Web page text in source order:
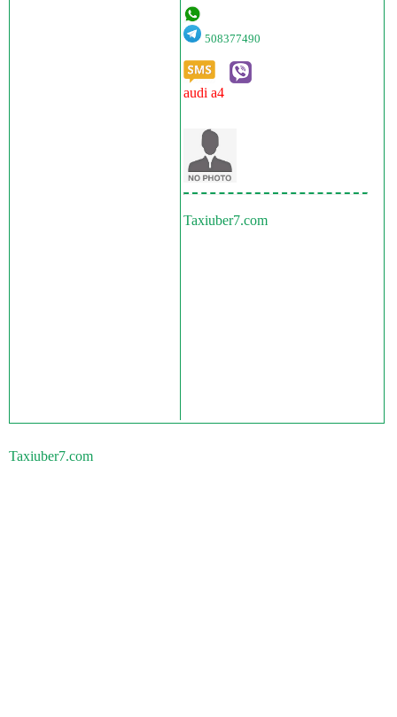
508377490
audi a4
Taxiuber7.com
Taxiuber7.com